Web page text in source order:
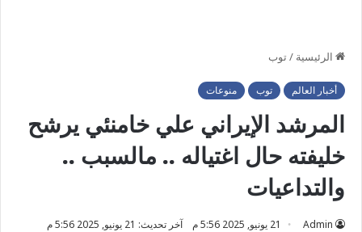
الرئيسية /توب
أخبار العالم توب منوعات
المرشد الإيراني علي خامنئي يرشح
خليفته حال اغتياله .. مالسبب ..
والتداعيات
Admin 21 يونيو, 2025 5:56 م
آخر تحديث: 21 يونيو, 2025 5:56 م